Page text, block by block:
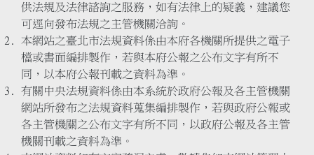
供法規及法律諮詢之服務，如有法律上的疑義，建議您
可逕向發布法規之主管機關洽詢。
本網站之臺北市法規資料係由本府各機關所提供之電子
檔或書面編排製作，若與本府公報之公布文字有所不
同，以本府公報刊載之資料為準。
有關中央法規資料係由本系統於政府公報及各主管機關
網站所發布之法規資料蒐集編排製作，若與政府公報或
各主管機關之公布文字有所不同，以政府公報及各主管
機關刊載之資料為準。